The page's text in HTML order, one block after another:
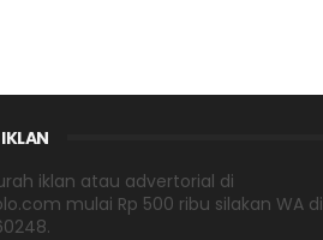
iklan atau advertorial di
mulai Rp 500 ribu silakan WA di